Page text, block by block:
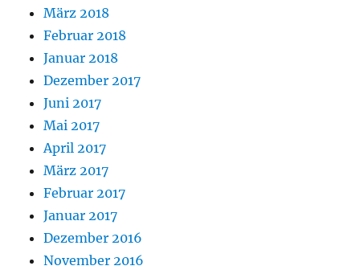
März 2018
Februar 2018
Januar 2018
Dezember 2017
Juni 2017
Mai 2017
April 2017
März 2017
Februar 2017
Januar 2017
Dezember 2016
November 2016